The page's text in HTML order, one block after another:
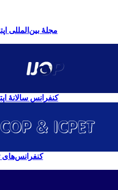
مجلۀ بین‌المللی
کنفرانس سالانۀ
کنفرانس‌های